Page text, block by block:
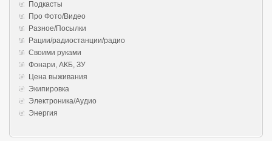
Подкасты
Про Фото/Видео
Разное/Посылки
Рации/радиостанции/радио
Своими руками
Фонари, АКБ, ЗУ
Цена выживания
Экипировка
Электроника/Аудио
Энергия